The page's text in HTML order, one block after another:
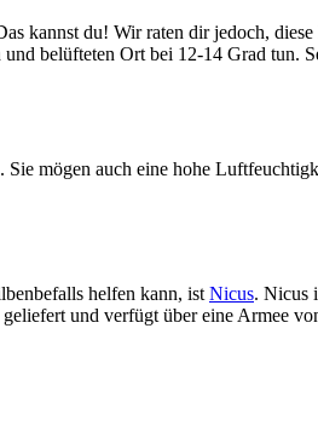
kannst du! Wir raten dir jedoch,
belüfteten Ort bei 12-14 Grad
mögen auch eine hohe
helfen kann, ist Nicus. Nicus
und verfügt über eine Armee